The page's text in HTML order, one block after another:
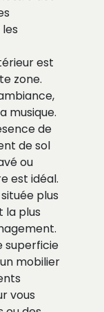
est
zone.
musique.
de
de sol
ou
est idéal.
plus
la plus
superficie
mobilier
vous